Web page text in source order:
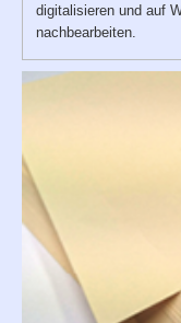
digitalisieren und auf
nachbearbeiten.